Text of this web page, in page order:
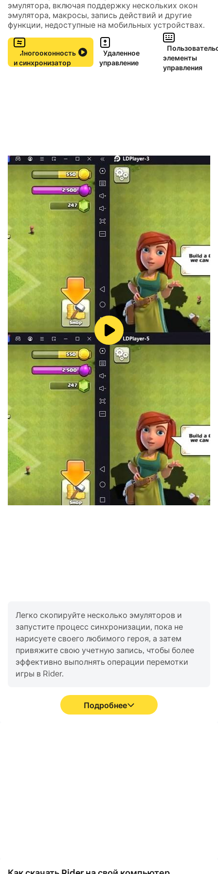
◉ Ежедневные награды
◉ 32 уровня и 10 тем
◉ Сравнивай свой результат с игроками по всему
миру
Скачай Rider и проверь, насколько далеко ты
эмулятора, включая поддержку нескольких окон
эмулятора, макросы, запись действий и другие
функции, недоступные на мобильных устройствах.
Многооконность
и синхронизатор
Удаленное
управление
элементы
управления
Легко скопируйте несколько эмуляторов и
запустите процесс синхронизации, пока не
нарисуете своего любимого героя, а затем
привяжите свою учетную запись, чтобы более
эффективно выполнять операции перемотки
игры в Rider.
Подробнее